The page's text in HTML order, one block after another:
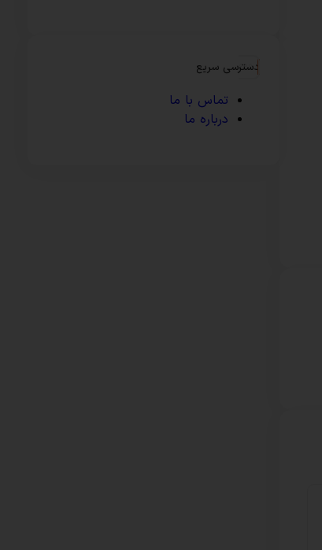
دسترسی سریع
تماس با ما
درباره ما